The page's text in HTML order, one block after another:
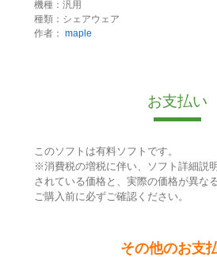
機種：汎用
種類：シェアウェア
作者： maple
お支払い
このソフトは有料ソフトです。
※消費税の増税に伴い、ソフト詳細説
されている価格と、実際の価格が異な
ご購入前に必ずご確認ください。
その他のお支